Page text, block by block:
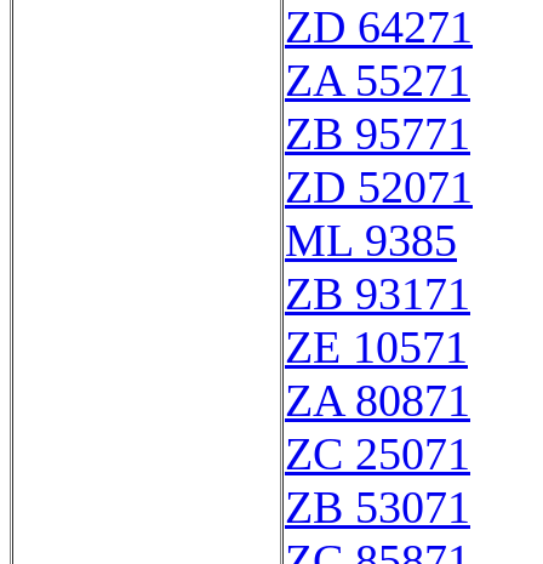
ZD 64271
ZA 55271
ZB 95771
ZD 52071
ML 9385
ZB 93171
ZE 10571
ZA 80871
ZC 25071
ZB 53071